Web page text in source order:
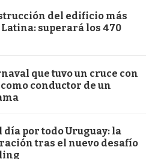
del edificio más
superará los 470
que tuvo un cruce con
conductor de un
día por todo Uruguay: la
tras el nuevo desafío